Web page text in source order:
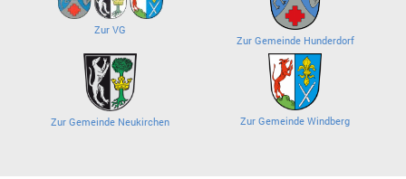
Zur VG
Zur Gemeinde Hunderdorf
Zur Gemeinde Neukirchen Zur Gemeinde Windberg